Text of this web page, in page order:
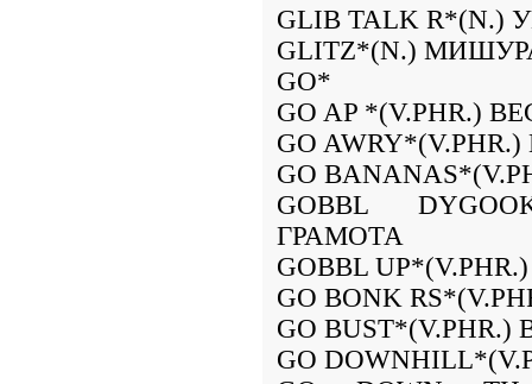
GLIB TALK
GLITZ*(N.)
GO*
GO AP *(V.PHR.)
GO
GO
GOBBL
ГРАМОТА
GOBBL
GO BONK
GO
GO